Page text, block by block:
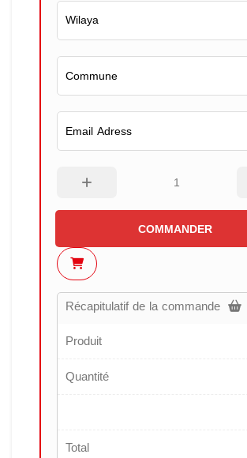
COMMANDER
Récapitulatif de la commande
Produit
Quantité
Total